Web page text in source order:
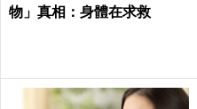
物」真相：身體在求救